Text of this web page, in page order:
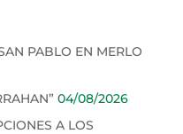
PABLO EN MERLO
04/08/2026
A LOS